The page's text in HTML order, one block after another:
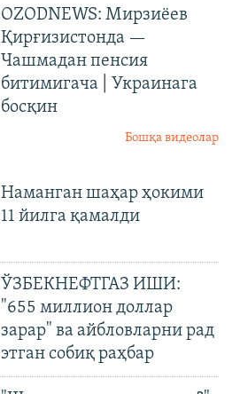
OZODNEWS: Мирзиёев
Қирғизистонда —
Чашмадан пенсия
битимигача | Украинага
босқин
Бошқа видеолар
Наманган шаҳар ҳокими
11 йилга қамалди
ЎЗБЕКНЕФТГАЗ ИШИ:
"655 миллион доллар
зарар" ва айбловларни рад
этган собиқ раҳбар